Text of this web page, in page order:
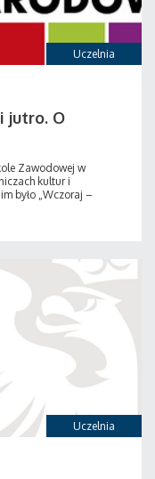
Uczelnia
jutro. O
Zawodowej w
kultur i
było „Wczoraj –
Uczelnia